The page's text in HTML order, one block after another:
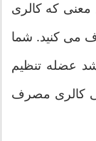
معنی که کالری
می کنید. شما
عضله تنظیم
کالری مصرف